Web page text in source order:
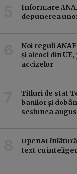
Informare
depunerea
Noi reguli
și alcool din
accizelor
Titluri de stat
banilor și
sesiunea
OpenAI
text cu